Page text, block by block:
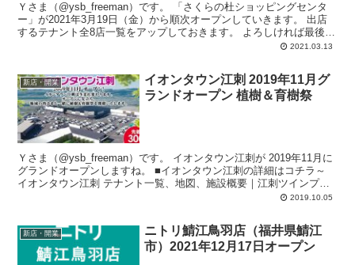
Ｙさま（@ysb_freeman）です。 「さくらの杜ショッピングセンタ
ー」が2021年3月19日（金）から順次オープンしていきます。 出店
するテナント全8店一覧をアップしておきます。 よろしければ最後ま
2021.03.13
新店・開業
イオンタウン江刺 2019年11月グ
ランドオープン 植樹＆育樹祭
Ｙさま（@ysb_freeman）です。 イオンタウン江刺が 2019年11月に
グランドオープンしますね。 ■イオンタウン江刺の詳細はコチラ～
イオンタウン江刺 テナント一覧、地図、施設概要｜江刺ツインプラ
2019.10.05
新店・開業
ニトリ鯖江鳥羽店（福井県鯖江
市）2021年12月17日オープン